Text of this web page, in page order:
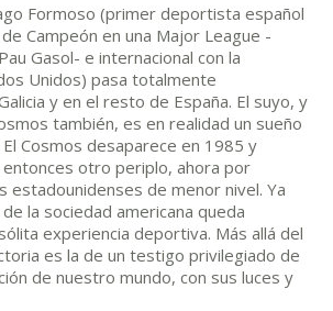
Formoso (primer deportista español
Campeón en una Major League -
Gasol- e internacional con la
Unidos) pasa totalmente
y en el resto de España. El suyo, y
también, es en realidad un sueño
Cosmos desaparece en 1985 y
otro periplo, ahora por
estadounidenses de menor nivel. Ya
la sociedad americana queda
experiencia deportiva. Más allá del
es la de un testigo privilegiado de
de nuestro mundo, con sus luces y